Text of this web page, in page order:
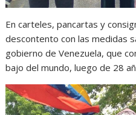
En carteles, pancartas y
descontento con las medidas
gobierno de Venezuela, que
bajo del mundo, luego de 28